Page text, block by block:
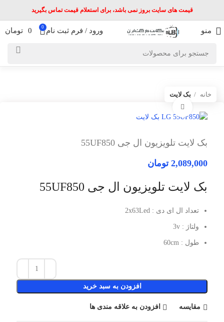
قیمت های سایت بروز نمی باشد، برای استعلام قیمت تماس بگیرید
منو ورود / فرم ثبت نام 0
0 تومان
خانه
بک لایت
بک لایت تلویزیون ال جی 55UF850
2,089,000 تومان
بک لایت تلویزیون ال جی 55UF850
تعداد ال ای دی : 2x63Led
ولتاژ : 3v
طول : 60cm
افزودن به سبد خرید
مقایسه افزودن به علاقه مندی ها